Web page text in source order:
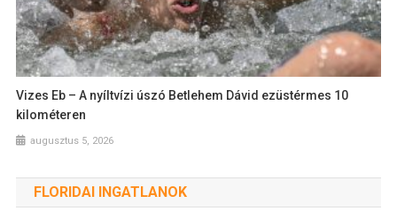
Vizes Eb – A nyíltvízi úszó Betlehem Dávid ezüstérmes 10
kilométeren
augusztus 5, 2026
FLORIDAI INGATLANOK